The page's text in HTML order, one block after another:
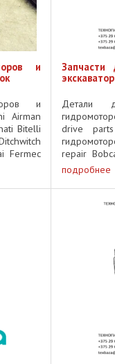
и
и
Airman
Bitelli
Fermec
Запчасти
Детали
drive
repair
6676161 1/
подробнее